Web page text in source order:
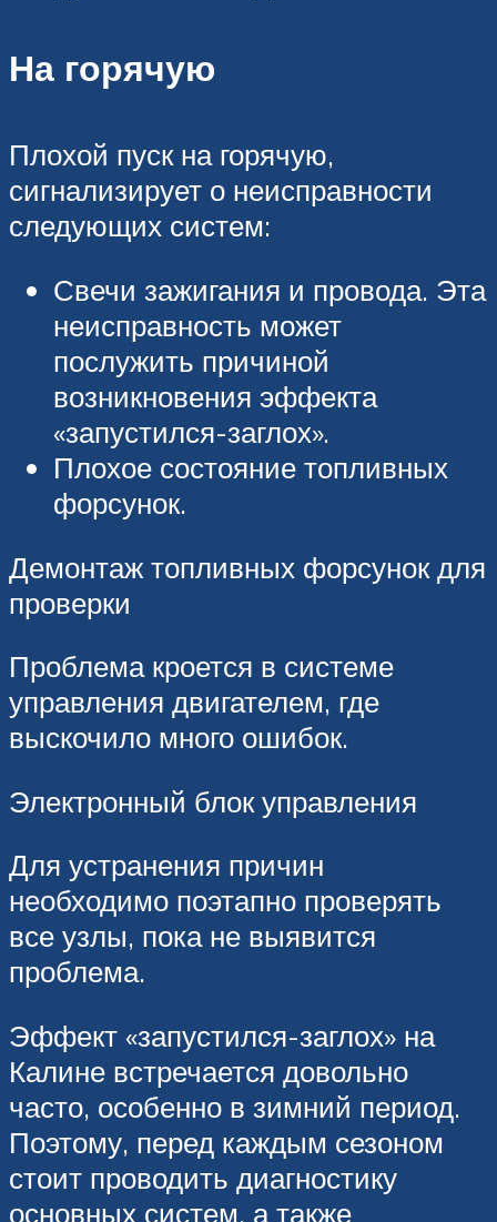
На горячую
Плохой пуск на горячую,
сигнализирует о неисправности
следующих систем:
Свечи зажигания и провода. Эта
неисправность может
послужить причиной
возникновения эффекта
«запустился-заглох».
Плохое состояние топливных
форсунок.
Демонтаж топливных форсунок для
проверки
Проблема кроется в системе
управления двигателем, где
выскочило много ошибок.
Электронный блок управления
Для устранения причин
необходимо поэтапно проверять
все узлы, пока не выявится
проблема.
Эффект «запустился-заглох» на
Калине встречается довольно
часто, особенно в зимний период.
Поэтому, перед каждым сезоном
стоит проводить диагностику
основных систем, а также